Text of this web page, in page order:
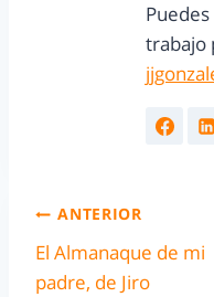
trabajo
ANTERIOR
El Almanaque de mi
padre, de Jiro